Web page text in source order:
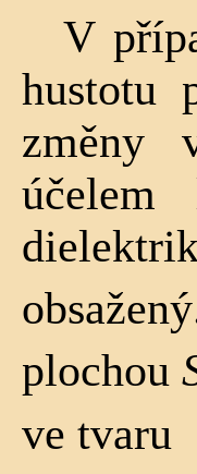
V
hustotu
změny
účelem
plochou
ve tvaru